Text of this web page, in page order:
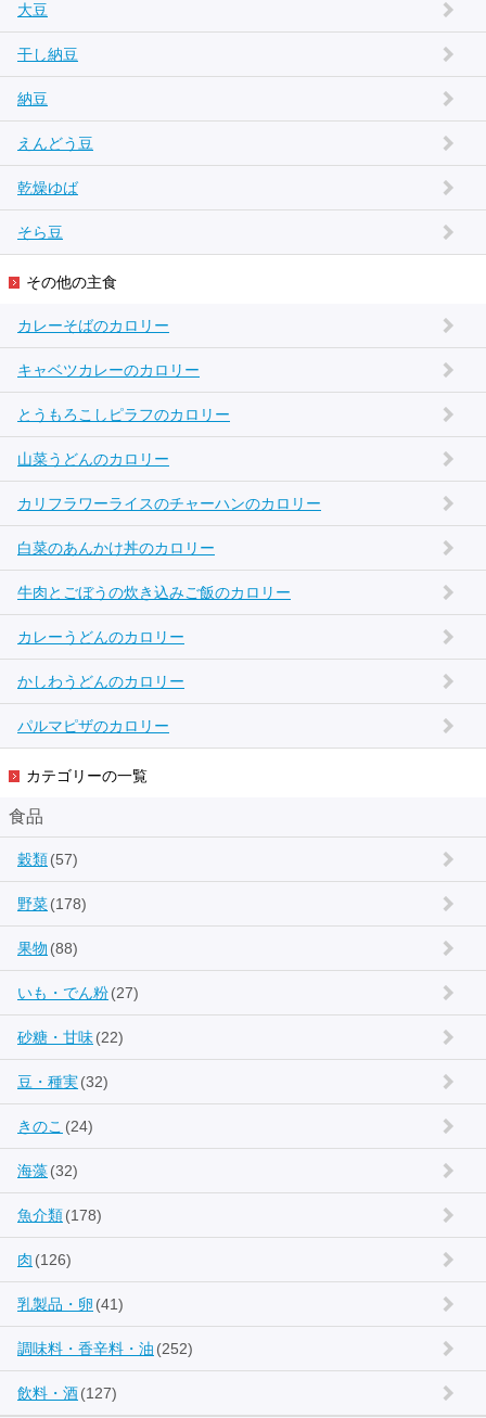
大豆
干し納豆
納豆
えんどう豆
乾燥ゆば
そら豆
その他の主食
カレーそばのカロリー
キャベツカレーのカロリー
とうもろこしピラフのカロリー
山菜うどんのカロリー
カリフラワーライスのチャーハンのカロリー
白菜のあんかけ丼のカロリー
牛肉とごぼうの炊き込みご飯のカロリー
カレーうどんのカロリー
かしわうどんのカロリー
パルマピザのカロリー
カテゴリーの一覧
食品
穀類(57)
野菜(178)
果物 (88)
いも・でん粉(27)
砂糖・甘味(22)
豆・種実(32)
きのこ (24)
海藻(32)
魚介類(178)
肉 (126)
乳製品・卵 (41)
調味料・香辛料・油 (252)
飲料・酒(127)